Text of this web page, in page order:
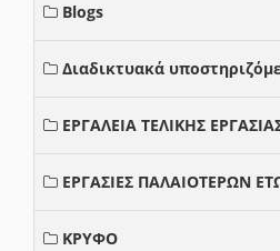
Blogs
Διαδικτυακά
ΕΡΓΑΛΕΙΑ ΤΕΛΙΚΗΣ
ΕΡΓΑΣΙΕΣ ΠΑΛΑΙΟΤΕΡΩΝ
ΚΡΥΦΟ